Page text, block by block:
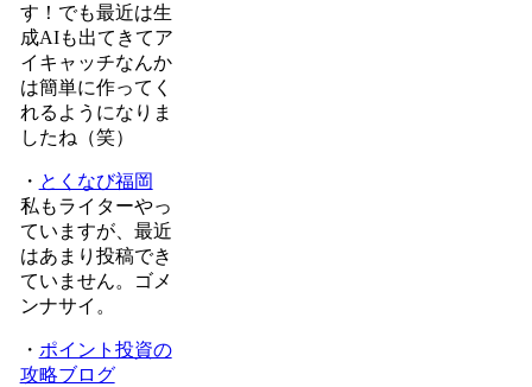
す！でも最近は生
成AIも出てきてア
イキャッチなんか
は簡単に作ってく
れるようになりま
したね（笑）
・ とくなび福岡
私もライターやっ
ていますが、最近
はあまり投稿でき
ていません。ゴメ
ンナサイ。
・ ポイント投資の
攻略ブログ